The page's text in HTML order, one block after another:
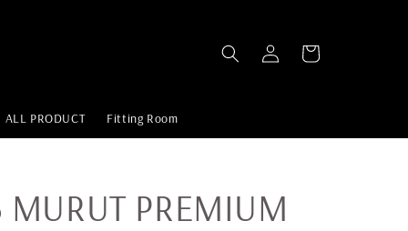
ALL PRODUCT Fitting Room
MURUT PREMIUM